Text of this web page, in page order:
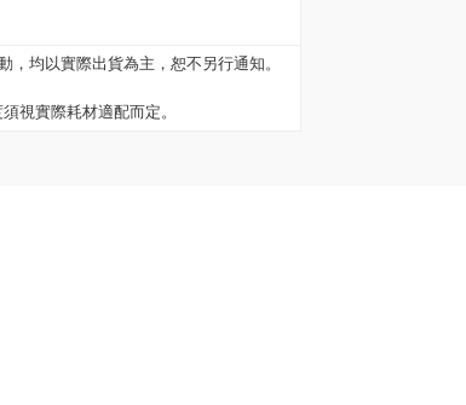
均以實際出貨為主，恕不另行通知。
視實際耗材適配而定。